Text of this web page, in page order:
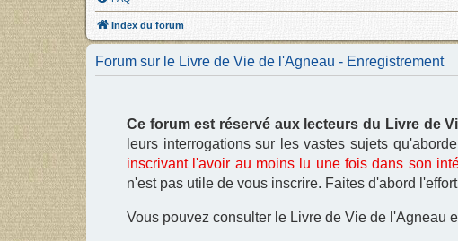
Index du forum
Forum sur le Livre de Vie de l'Agneau - Enregistrement
Ce forum est réservé aux lecteurs du Livre de
leurs interrogations sur les vastes sujets
inscrivant l'avoir au moins lu une fois dans son
n'est pas utile de vous inscrire. Faites d'abord
Vous pouvez consulter le Livre de Vie de l'Agneau